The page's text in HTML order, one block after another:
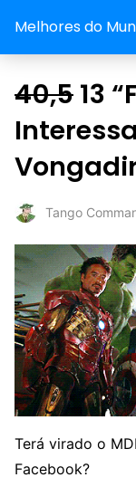
Melhores do
40,5 13
Tango
Terá virado o
Facebook?